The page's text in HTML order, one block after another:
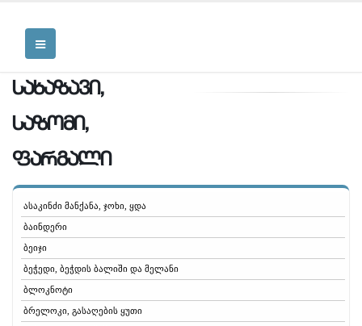
სახაზავი,
საზომი,
ფარგალი
ასაკინძი მანქანა, ჯოხი, ყდა
ბაინდერი
ბეიჯი
ბეჭედი, ბეჭდის ბალიში და მელანი
ბლოკნოტი
ბრელოკი, გასაღების ყუთი